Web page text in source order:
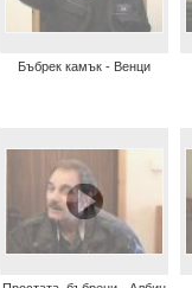
Бъбрек камък - Венци